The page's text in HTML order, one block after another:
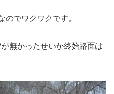
のでワクワクです。
無かったせいか終始路面は